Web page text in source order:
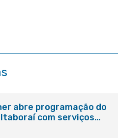
abre programação do
com serviços